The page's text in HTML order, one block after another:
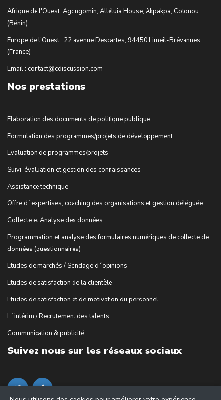
Afrique de l'Ouest: Agongomin, Alléluia House, Akpakpa, Cotonou
(Bénin)
Europe de l'Ouest : 22 avenue Descartes, 94450 Limeil-Brévannes
(France)
Email : contact@cdiscussion.com
Nos prestations
Elaboration des documents de politique publique
Formulation des programmes/projets de développement
Evaluation de programmes/projets
Suivi-évaluation et gestion des connaissances
Assistance technique
Offre d´expertises, coaching des organisations et gestion déléguée
Collecte et Analyse des données
Programmation et analyse des formulaires numériques de collecte de
données (questionnaires)
Etudes de marchés / Sondage d´opinions
Etudes de satisfaction de la clientèle
Etudes de satisfaction et de motivation du personnel
L´intérim / Recrutement des talents
Communication & publicité
Suivez nous sur les réseaux sociaux